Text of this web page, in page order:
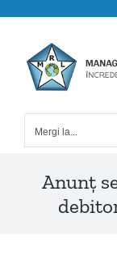
content
Mergi la...
Anunț